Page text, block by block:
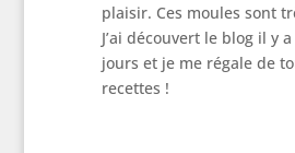
plaisir. Ces moules sont
J’ai découvert le blog il y
jours et je me régale de
recettes !